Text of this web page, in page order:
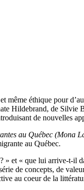
éthique pour
Hildebrand, de Silvie
de nouvelles
au Québec (Mona
au Québec.
« que lui arrive-t-il
de concepts, de
au coeur de la